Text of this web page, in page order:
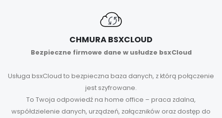
CHMURA BSXCLOUD
Bezpieczne firmowe dane w usłudze bsxCloud
Usługa bsxCloud to bezpieczna baza danych, z którą połączenie
jest szyfrowane.
To Twoja odpowiedź na home office – praca zdalna,
współdzielenie danych, urządzeń, załączników oraz dostęp do